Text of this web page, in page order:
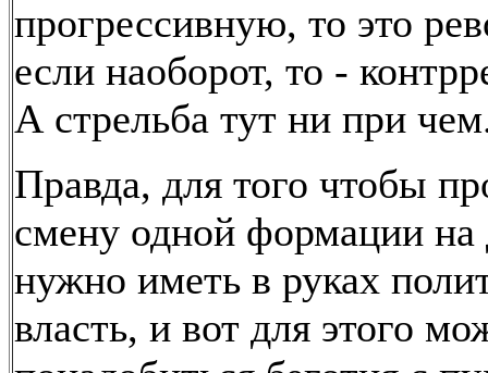
прогрессивную, то это
если наоборот, то -
А стрельба тут ни при
Правда, для того чтобы
смену одной формации
нужно иметь в руках
власть, и вот для этого